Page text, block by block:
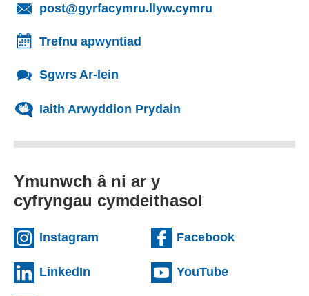
post@gyrfacymru.llyw.cymru
Trefnu apwyntiad
Sgwrs Ar-lein
Iaith Arwyddion Prydain
Ymunwch â ni ar y
cyfryngau cymdeithasol
Instagram (external websiteCY)
Facebook(external
LinkedIn (external websiteCY)
YouTube(external